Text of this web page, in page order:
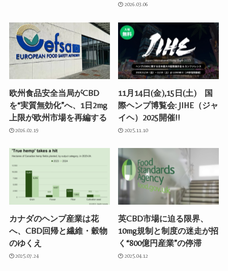
2026.03.06
欧州食品安全当局がCBD
を“実質無効化”へ、1日2mg
上限が欧州市場を再編する
2026.02.19
11月14日(金),15日(土) 国
際ヘンプ博覧会: JIHE（ジャ
イヘ）2025開催!!
2025.11.10
カナダのヘンプ産業は花
へ、CBD回帰と繊維・穀物
のゆくえ
2025.07.24
英CBD市場に迫る限界、
10mg規制と制度の迷走が招
く“800億円産業”の停滞
2025.04.12